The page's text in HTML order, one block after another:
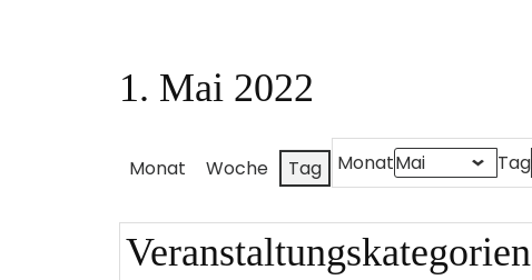
1. Mai 2022
Monat Woche Tag Monat Tag
Veranstaltungskategorien